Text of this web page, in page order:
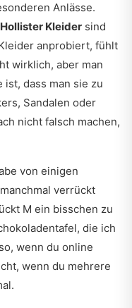
Anlässe.
Hollister Kleider sind
anprobiert, fühlt
wirklich, aber man
ist, dass man sie zu
Sandalen oder
nicht falsch machen,
von einigen
verrückt
M ein bisschen zu
die ich
wenn du online
wenn du mehrere